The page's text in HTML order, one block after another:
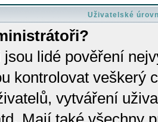
Uživatelské
lidé pověření
kontrolovat veškerý
vytváření